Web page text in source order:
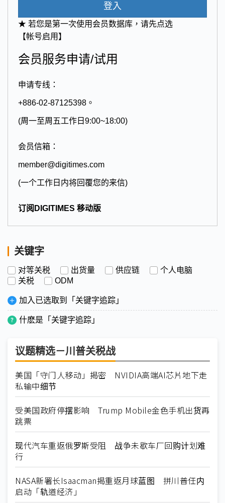
登入
★ 若您是第一次使用会员数据库，请先点选
【帐号启用】
会员服务申请/试用
申请专线：
+886-02-87125398。
(周一至周五工作日9:00~18:00)
会员信箱：
member@digitimes.com
(一个工作日内将回覆您的来信)
订阅DIGITIMES 移动版
关键字
对等关税 出货量 供应链
个人电脑
关税
ODM
加入已选取到「关键字追踪」
什麽是「关键字追踪」
议题精选－川普关税战
美国「守门人移动」揭密 NVIDIA高端AI芯片地下走
私输中细节
受美国政府停摆影响 Trump Mobile金色手机出货再
跳票
现代汽车重返俄罗斯受阻 战争未歇车厂回购计划难
行
NASA新署长Isaacman揭重返月球蓝图 拼川普任内
启动「轨道经济」